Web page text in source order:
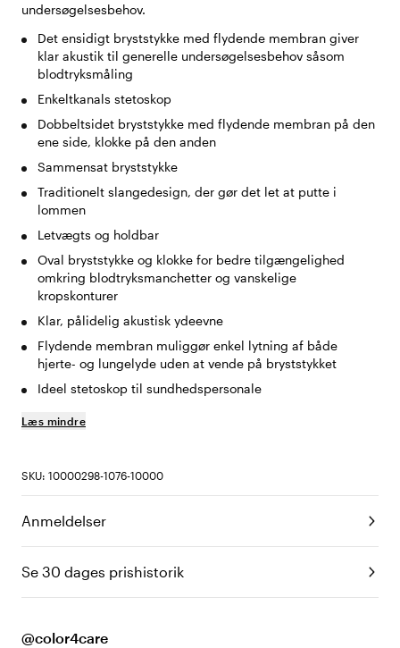
undersøgelsesbehov.
Det ensidigt bryststykke med flydende membran giver
klar akustik til generelle undersøgelsesbehov såsom
blodtryksmåling
Enkeltkanals stetoskop
Dobbeltsidet bryststykke med flydende membran på den
ene side, klokke på den anden
Sammensat bryststykke
Traditionelt slangedesign, der gør det let at putte i
lommen
Letvægts og holdbar
Oval bryststykke og klokke for bedre tilgængelighed
omkring blodtryksmanchetter og vanskelige
kropskonturer
Klar, pålidelig akustisk ydeevne
Flydende membran muliggør enkel lytning af både
hjerte- og lungelyde uden at vende på bryststykket
Ideel stetoskop til sundhedspersonale
Læs mindre
SKU: 10000298-1076-10000
Anmeldelser
Se 30 dages prishistorik
@color4care